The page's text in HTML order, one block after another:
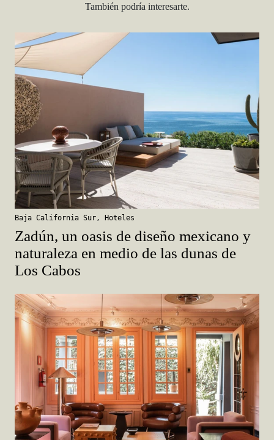
También podría interesarte.
Baja California Sur, Hoteles
Zadún, un oasis de diseño mexicano y
naturaleza en medio de las dunas de
Los Cabos